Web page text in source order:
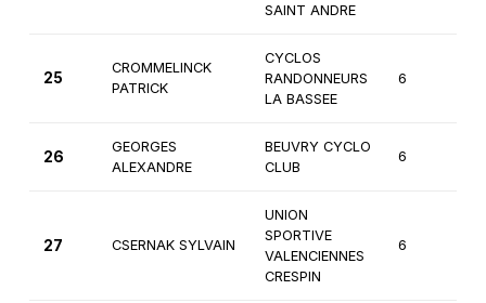
SAINT ANDRE
25
CROMMELINCK
PATRICK
CYCLOS
RANDONNEURS
LA BASSEE
6
26
GEORGES
ALEXANDRE
BEUVRY CYCLO
CLUB
6
27 CSERNAK SYLVAIN
UNION
SPORTIVE
VALENCIENNES
CRESPIN
6